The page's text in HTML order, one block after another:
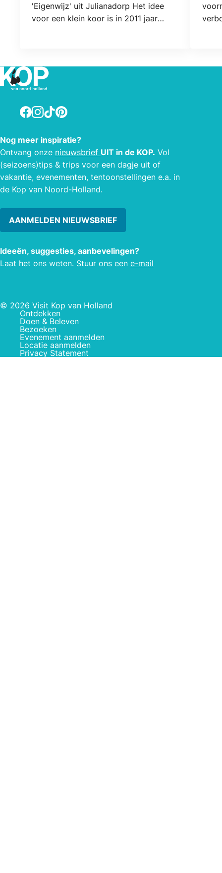
'Eigenwijz' uit Julianadorp Het idee
voor een klein koor is in 2011 jaar
De kraamtijd was al goed zeg maar!
Mensen bij elkaar zien te sprokkelen
met dezelfde hobby; zingen, was geen
enkel probleem, en ook de dirigent
diende zich al snel aan; had even niets
Daarna is er in de afgelopen jaren veel
gebeurd! We zijn uitgegroeid tot een
18 koppig acappella- dameskoor met
een Dijk van een Dirigent!
van
Facebook
Instagram
TikTokPinterest
Nog meer inspiratie?
Ontvang onze nieuwsbrief UIT in de KOP. Vol
(seizoens)tips & trips voor een dagje uit of
vakantie, evenementen, tentoonstellingen e.a. in
de Kop van Noord-Holland.
AANMELDEN NIEUWSBRIEF
Ideeën, suggesties, aanbevelingen?
Laat het ons weten. Stuur ons een e-mail
© 2026 Visit Kop van Holland
Ontdekken
Doen & Beleven
Bezoeken
Evenement aanmelden
Locatie aanmelden
Privacy Statement